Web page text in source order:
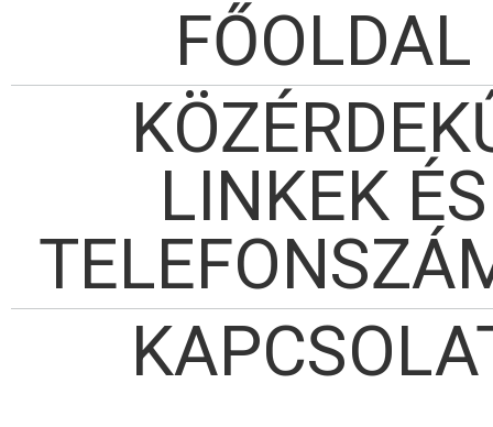
FŐOLDAL
LINKEK ÉS